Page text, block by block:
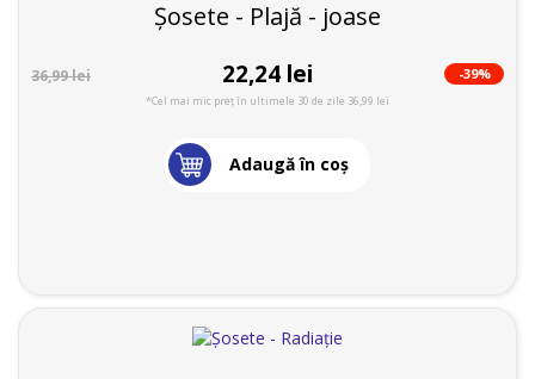
Șosete - Plajă - joase
36,99 lei 22,24 lei -39%
*Cel mai mic preț în ultimele 30 de zile 36,99 lei
Adaugă în coş